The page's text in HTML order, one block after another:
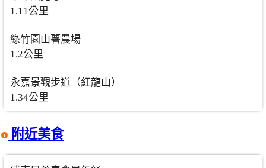
1.11公里
綠竹園山薯農場
1.2公里
永嘉景觀步道（紅龍山）
1.34公里
附近美食